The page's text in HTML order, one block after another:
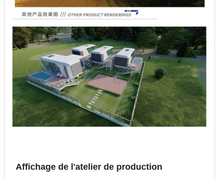
Affichage de l'atelier de production